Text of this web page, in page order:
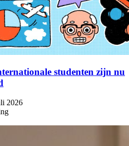
studenten zijn nu
2026